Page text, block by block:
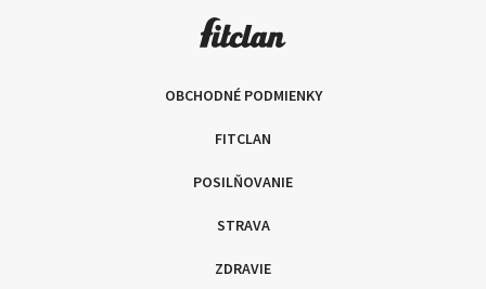
OBCHODNÉ PODMIENKY
FITCLAN
POSILŇOVANIE
STRAVA
ZDRAVIE